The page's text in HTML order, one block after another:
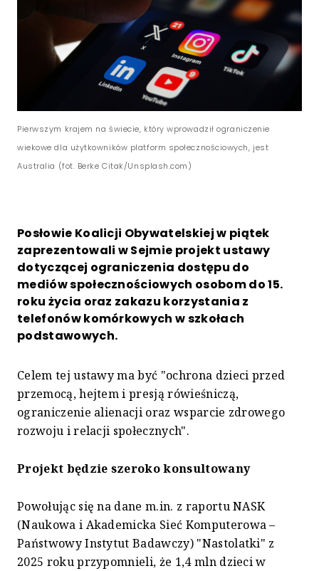
Pierwszym krajem na świecie, który wprowadził ograniczenie
wiekowe dla użytkowników platform społecznościowych, jest
Australia (fot. Berke Citak/Unsplash.com)
Posłowie Koalicji Obywatelskiej w piątek
zaprezentowali w Sejmie projekt ustawy
dotyczącej ograniczenia dostępu do
mediów społecznościowych osobom do 15.
roku życia oraz zakazu korzystania z
telefonów komórkowych w szkołach
podstawowych.
Celem tej ustawy ma być "ochrona dzieci przed
przemocą, hejtem i presją rówieśniczą,
ograniczenie alienacji oraz wsparcie zdrowego
rozwoju i relacji społecznych".
Projekt będzie szeroko konsultowany
Powołując się na dane m.in. z raportu NASK
(Naukowa i Akademicka Sieć Komputerowa –
Państwowy Instytut Badawczy) "Nastolatki" z
2025 roku przypomnieli, że 1,4 mln dzieci w